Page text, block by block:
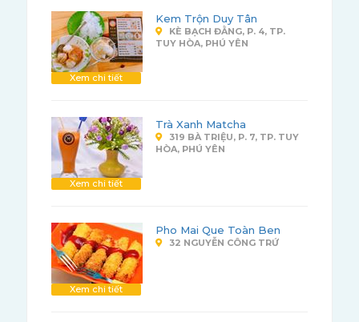
Xem chi tiết
Kem Trộn Duy Tân
KÈ BẠCH ĐẰNG, P. 4, TP.
TUY HÒA, PHÚ YÊN
Xem chi tiết
Trà Xanh Matcha
319 BÀ TRIỆU, P. 7, TP. TUY
HÒA, PHÚ YÊN
Xem chi tiết
Pho Mai Que Toàn Ben
32 NGUYỄN CÔNG TRỨ